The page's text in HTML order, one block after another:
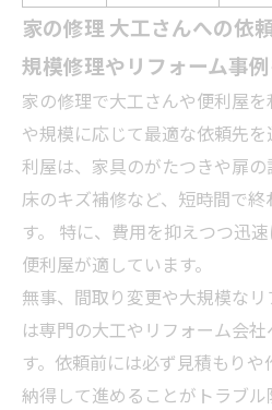
家の修理 大工さんへの依
規模修理やリフォーム事
家の修理で大工さんや便利屋
や規模に応じて最適な依頼先
利屋は、家具のがたつきや扉の
床のキズ補修など、短時間で
す。 特に、費用を抑えつつ迅
便利屋が適しています。
無事、間取り変更や大規模な
は専門の大工や リフォーム会
す。依頼前には必ず見積もりや
納得して進めることがトラブル